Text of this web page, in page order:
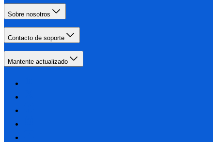
Sobre nosotros
Contacto de soporte
Mantente actualizado